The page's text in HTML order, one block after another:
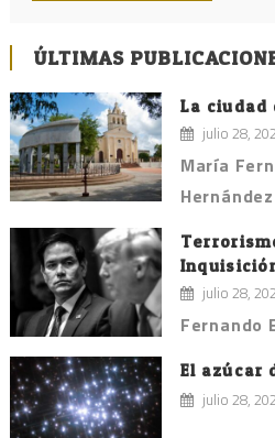
ÚLTIMAS
La ciudad
julio 28,
María
Hernández
julio 28,
Fernando
El azúcar
julio 28,